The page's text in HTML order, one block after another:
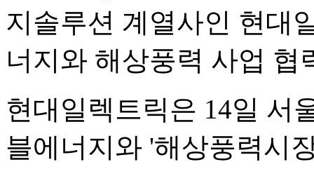
지솔루션 계열사인 현대
너지와 해상풍력 사업 협
현대일렉트릭은 14일 서
블에너지와 '해상풍력시